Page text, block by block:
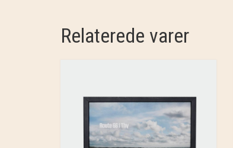
Relaterede varer